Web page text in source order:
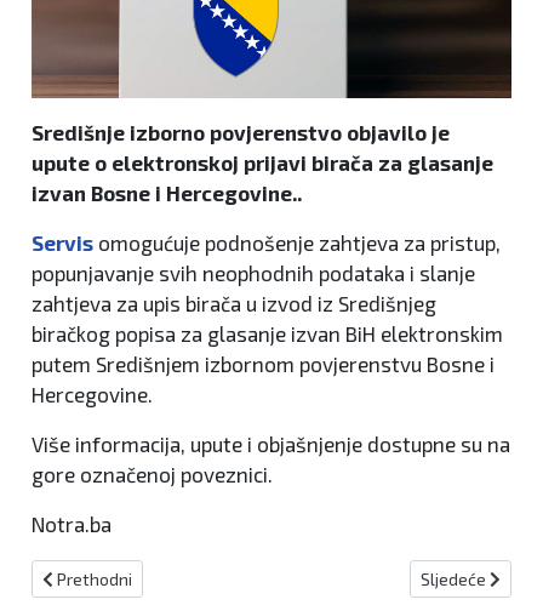
Središnje izborno povjerenstvo objavilo je
upute o elektronskoj prijavi birača za glasanje
izvan Bosne i Hercegovine..
Servis omogućuje podnošenje zahtjeva za pristup,
popunjavanje svih neophodnih podataka i slanje
zahtjeva za upis birača u izvod iz Središnjeg
biračkog popisa za glasanje izvan BiH elektronskim
putem Središnjem izbornom povjerenstvu Bosne i
Hercegovine.
Više informacija, upute i objašnjenje dostupne su na
gore označenoj poveznici.
Notra.ba
Prethodni članak: Sazvana 126. sjednica Vlade KSB
Prethodni Sljedeći članak:
Sljedeće